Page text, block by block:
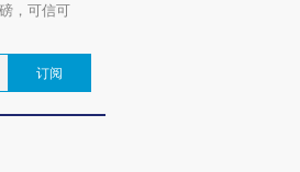
，可信可
订阅